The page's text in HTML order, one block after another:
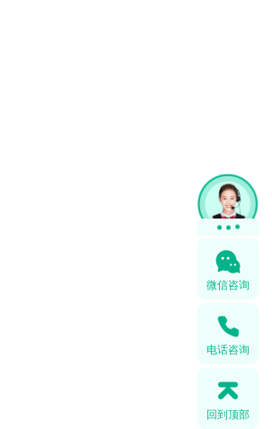
在线咨询
微信咨询
电话咨询
回到顶部